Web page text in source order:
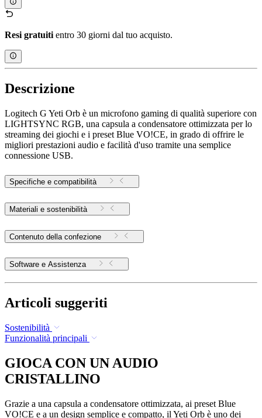
Resi gratuitientro 30 giorni dal tuo acquisto.
Descrizione
Logitech G Yeti Orb è un microfono gaming di qualità superiore con
LIGHTSYNC RGB, una capsula a condensatore ottimizzata per lo
streaming dei giochi e i preset Blue VO!CE, in grado di offrire le
migliori prestazioni audio e facilità d'uso tramite una semplice
connessione USB.
Specifiche e compatibilità
Materiali e sostenibilità
Contenuto della confezione
Software e Assistenza
Articoli suggeriti
Sostenibilità
Funzionalità principali
GIOCA CON UN AUDIO
CRISTALLINO
Grazie a una capsula a condensatore ottimizzata, ai preset Blue
VO!CE e a un design semplice e compatto, il Yeti Orb è uno dei